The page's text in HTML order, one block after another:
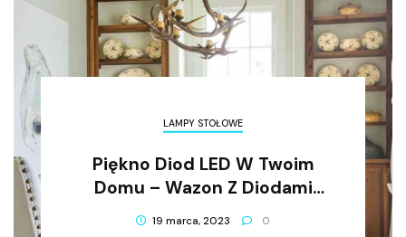
LAMPY STOŁOWE
Piękno Diod LED W Twoim
Domu – Wazon Z Diodami
19 marca, 2023 0